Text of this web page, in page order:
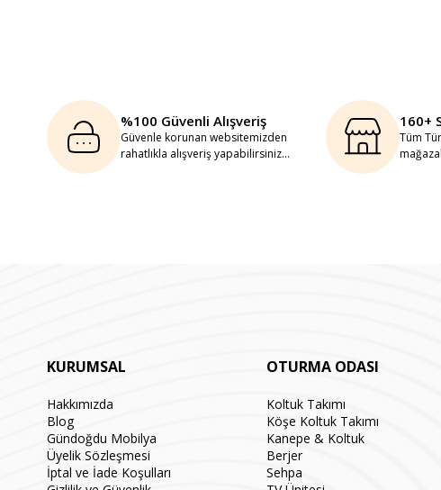
%100 Güvenli Alışveriş
Güvenle korunan websitemizden
rahatlıkla alışveriş yapabilirsiniz...
160+
Tüm
KURUMSAL
Hakkımızda
Blog
Gündoğdu Mobilya
Üyelik Sözleşmesi
İptal ve İade Koşulları
OTURMA ODASI
Koltuk Takımı
Köşe Koltuk Takımı
Kanepe & Koltuk
Berjer
Sehpa